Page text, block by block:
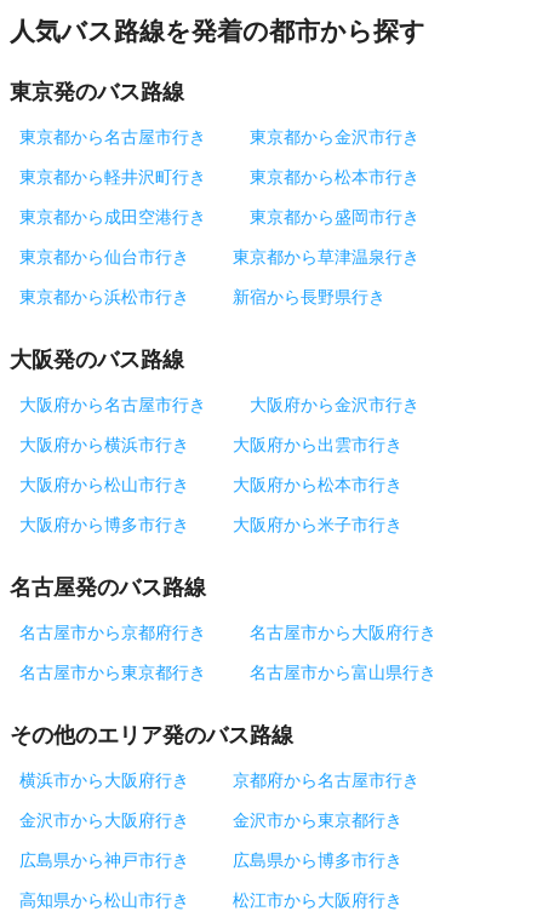
人気バス路線を発着の都市から探す
東京発のバス路線
東京都から名古屋市行き
東京都から金沢市行き
東京都から軽井沢町行き
東京都から松本市行き
東京都から成田空港行き
東京都から盛岡市行き
東京都から仙台市行き
東京都から草津温泉行き
東京都から浜松市行き
新宿から長野県行き
大阪発のバス路線
大阪府から名古屋市行き
大阪府から金沢市行き
大阪府から横浜市行き
大阪府から出雲市行き
大阪府から松山市行き
大阪府から松本市行き
大阪府から博多市行き
大阪府から米子市行き
名古屋発のバス路線
名古屋市から京都府行き
名古屋市から大阪府行き
名古屋市から東京都行き
名古屋市から富山県行き
その他のエリア発のバス路線
横浜市から大阪府行き
京都府から名古屋市行き
金沢市から大阪府行き
金沢市から東京都行き
広島県から神戸市行き
広島県から博多市行き
高知県から松山市行き
松江市から大阪府行き